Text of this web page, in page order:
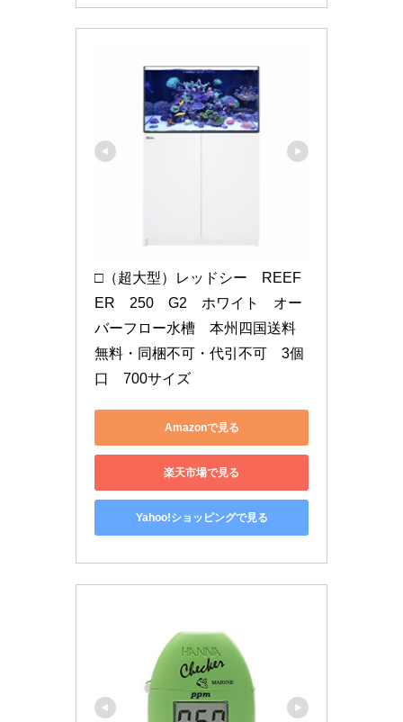
□（超大型）レッドシー　REEF
ER　250　G2　ホワイト　オー
バーフロー水槽　本州四国送料
無料・同梱不可・代引不可　3個
口　700サイズ
Amazonで見る
楽天市場で見る
Yahoo!ショッピングで見る